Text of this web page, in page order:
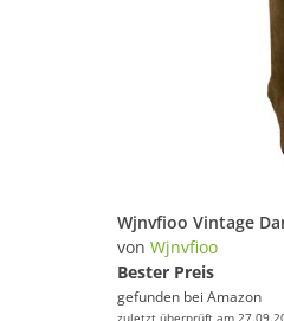
von Wjnvfioo
Bester Preis
gefunden bei Amazon
zuletzt überprüft am